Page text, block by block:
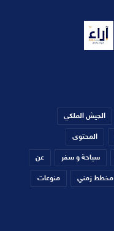
الجيش الملكي
المحتوى
سياحة و سفر عن
مخطط زمني منوعات